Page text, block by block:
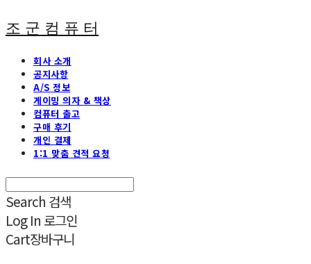
조 군 컴 퓨 터
회사 소개
공지사항
A/S 정보
게이밍 의자 & 책상
컴퓨터 출고
구매 후기
개인 결제
1:1 맞춤 견적 요청
Search 검색
Log In 로그인
Cart장바구니